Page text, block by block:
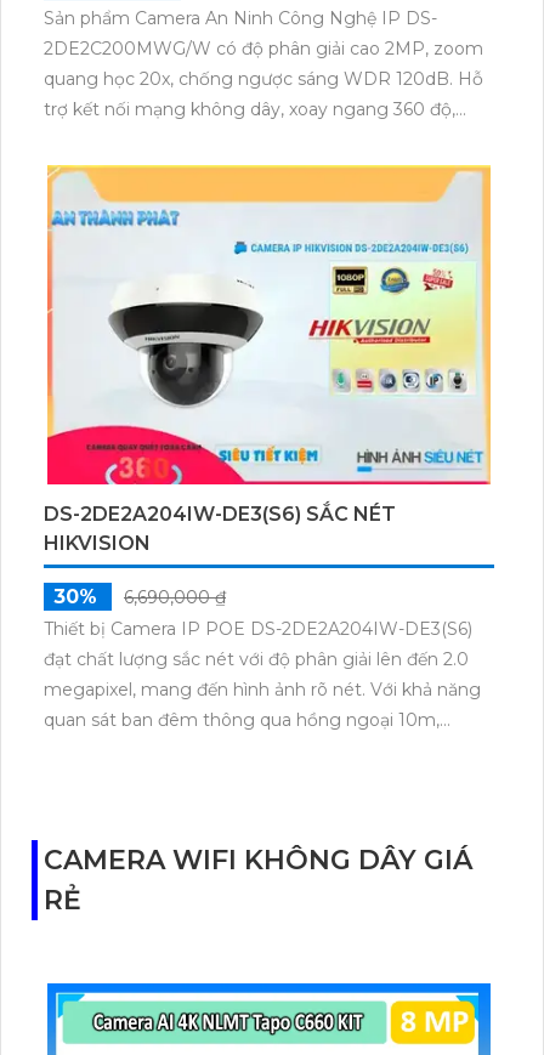
Sản phẩm Camera An Ninh Công Nghệ IP DS-
2DE2C200MWG/W có độ phân giải cao 2MP, zoom
quang học 20x, chống ngược sáng WDR 120dB. Hỗ
trợ kết nối mạng không dây, xoay ngang 360 độ,
Sử dụng linh hoạt trong hệ thống giám sát an
ninh.Thiết Bị Camera IP DS-2DE2C200MWG/W sắc
nét, tiết kiệm hơn HYBRID. Xử lý nhanh, chi phí trang
bị đặc biệt. Công nghệ ánh sáng kép giám sát ban
đêm, hình ảnh trắng đen/màu sắc với đèn trợ sáng.
Xem Full Color 30m ban đêm, hiệu quả cao. Đàm
thoại 2 chiều, chip hình ảnh 2.0 MP. Phân biệt người
ban đêm, chất lượng tốt.
DS-2DE2A204IW-DE3(S6) SẮC NÉT
HIKVISION
30%
6,690,000 ₫
Thiết bị Camera IP POE DS-2DE2A204IW-DE3(S6)
đạt chất lượng sắc nét với độ phân giải lên đến 2.0
megapixel, mang đến hình ảnh rõ nét. Với khả năng
quan sát ban đêm thông qua hồng ngoại 10m,
trong điều kiện ánh sáng thấp. Thiết bị có khả năng
xoay 360 độ, tích hợp thu âm và loa rõ ràng, phù hợp
lắp đặt cho gia đình, căn hộ.
CAMERA WIFI KHÔNG DÂY GIÁ
RẺ